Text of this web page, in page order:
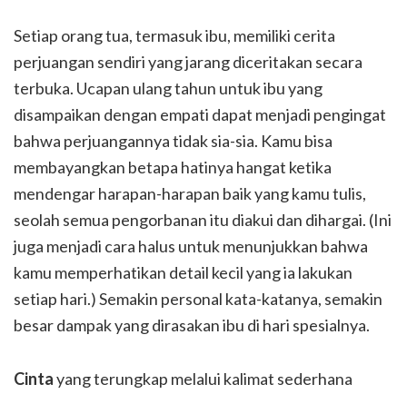
Setiap orang tua, termasuk ibu, memiliki cerita
perjuangan sendiri yang jarang diceritakan secara
terbuka. Ucapan ulang tahun untuk ibu yang
disampaikan dengan empati dapat menjadi pengingat
bahwa perjuangannya tidak sia-sia. Kamu bisa
membayangkan betapa hatinya hangat ketika
mendengar harapan-harapan baik yang kamu tulis,
seolah semua pengorbanan itu diakui dan dihargai. (Ini
juga menjadi cara halus untuk menunjukkan bahwa
kamu memperhatikan detail kecil yang ia lakukan
setiap hari.) Semakin personal kata-katanya, semakin
besar dampak yang dirasakan ibu di hari spesialnya.
Cintayang terungkap melalui kalimat sederhana